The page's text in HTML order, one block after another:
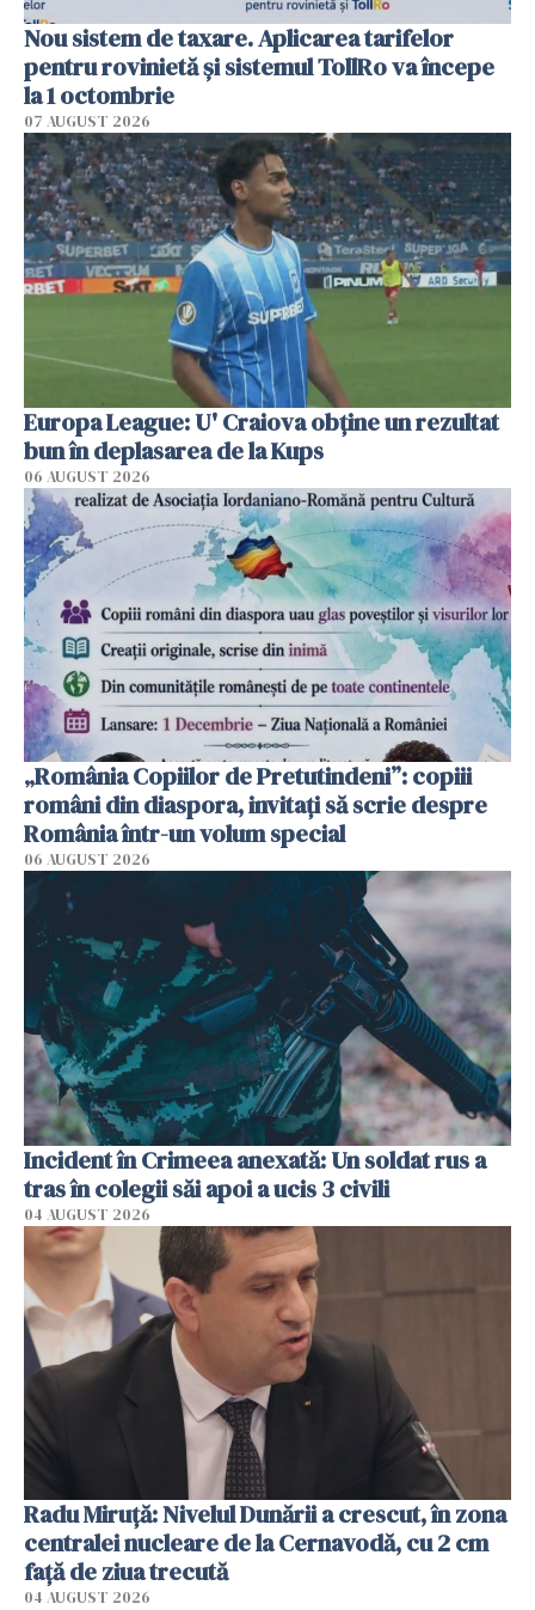
Nou sistem de taxare. Aplicarea tarifelor
pentru rovinietă şi sistemul TollRo va începe
la 1 octombrie
07 AUGUST 2026
Europa League: U' Craiova obține un rezultat
bun în deplasarea de la Kups
06 AUGUST 2026
„România Copiilor de Pretutindeni”: copiii
români din diaspora, invitați să scrie despre
România într-un volum special
06 AUGUST 2026
Incident în Crimeea anexată: Un soldat rus a
tras în colegii săi apoi a ucis 3 civili
04 AUGUST 2026
Radu Miruţă: Nivelul Dunării a crescut, în zona
centralei nucleare de la Cernavodă, cu 2 cm
faţă de ziua trecută
04 AUGUST 2026